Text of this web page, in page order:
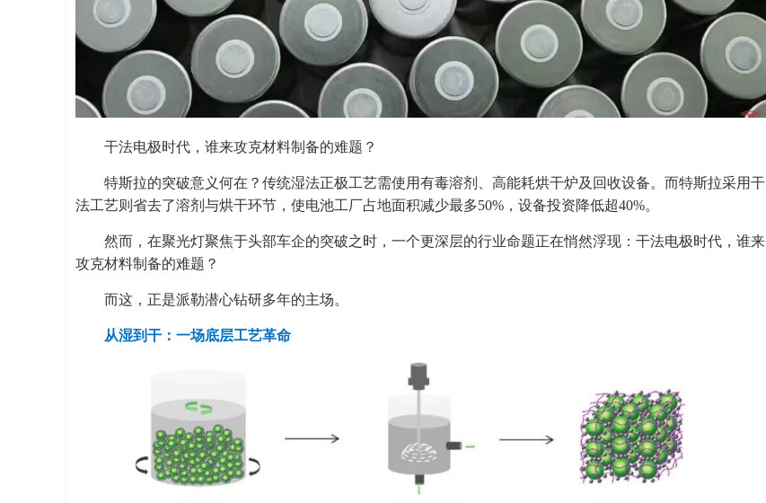
干法电极时代，谁来攻克材料制备的难题？
特斯拉的突破意义何在？传统湿法正极工艺需使用有毒溶剂、高能耗烘干炉及回收设备。而特斯拉采用干
法工艺则省去了溶剂与烘干环节，使电池工厂占地面积减少最多50%，设备投资降低超40%。
然而，在聚光灯聚焦于头部车企的突破之时，一个更深层的行业命题正在悄然浮现：干法电极时代，谁来
攻克材料制备的难题？
而这，正是派勒潜心钻研多年的主场。
从湿到干：一场底层工艺革命